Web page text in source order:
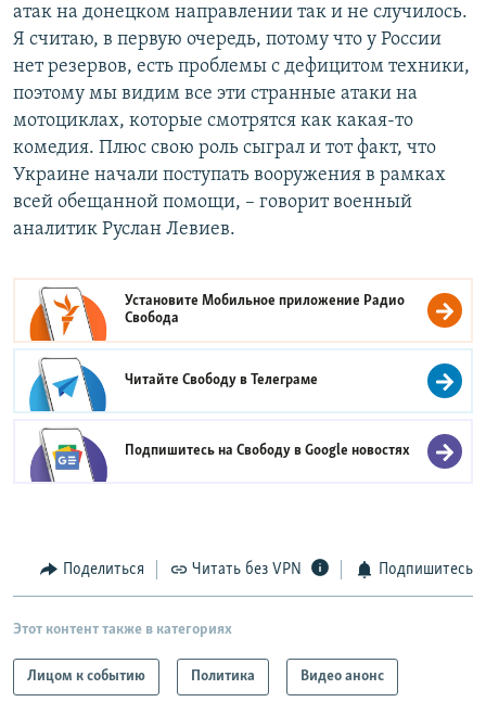
атак на донецком направлении так и не случилось.
Я считаю, в первую очередь, потому что у России
нет резервов, есть проблемы с дефицитом техники,
поэтому мы видим все эти странные атаки на
мотоциклах, которые смотрятся как какая-то
комедия. Плюс свою роль сыграл и тот факт, что
Украине начали поступать вооружения в рамках
всей обещанной помощи, – говорит военный
аналитик Руслан Левиев.
Установите Мобильное приложение Радио
Свобода
Читайте Свободу вТелеграме
Подпишитесь на Свободу вGoogle новостях
Поделиться Читать без VPN Подпишитесь
Этот контент также в категориях
Лицом к событию Политика Видео анонс